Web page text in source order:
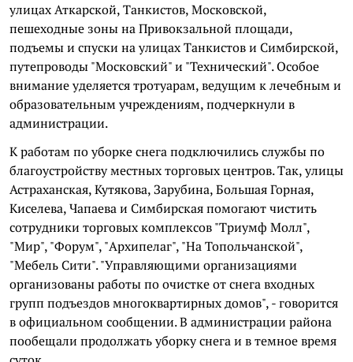
улицах Аткарской, Танкистов, Московской,
пешеходные зоны на Привокзальной площади,
подъемы и спуски на улицах Танкистов и Симбирской,
путепроводы "Московский" и "Технический". Особое
внимание уделяется тротуарам, ведущим к лечебным и
образовательным учреждениям, подчеркнули в
администрации.
К работам по уборке снега подключились службы по
благоустройству местных торговых центров. Так, улицы
Астраханская, Кутякова, Зарубина, Большая Горная,
Киселева, Чапаева и Симбирская помогают чистить
сотрудники торговых комплексов "Триумф Молл",
"Мир", "Форум", "Архипелаг", "На Топольчанской",
"Мебель Сити". "Управляющими организациями
организованы работы по очистке от снега входных
групп подъездов многоквартирных домов", - говорится
в официальном сообщении. В администрации района
пообещали продолжать уборку снега и в темное время